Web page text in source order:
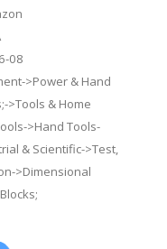
08
>Power & Hand
>Tools & Home
>Hand Tools-
& Scientific->Test,
>Dimensional